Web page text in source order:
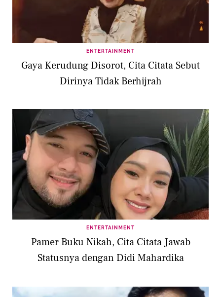
ENTERTAINMENT
Gaya Kerudung Disorot, Cita Citata Sebut
Dirinya Tidak Berhijrah
ENTERTAINMENT
Pamer Buku Nikah, Cita Citata Jawab
Statusnya dengan Didi Mahardika